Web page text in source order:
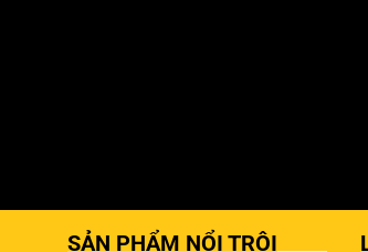
SẢN PHẨM NỔI TRỘI